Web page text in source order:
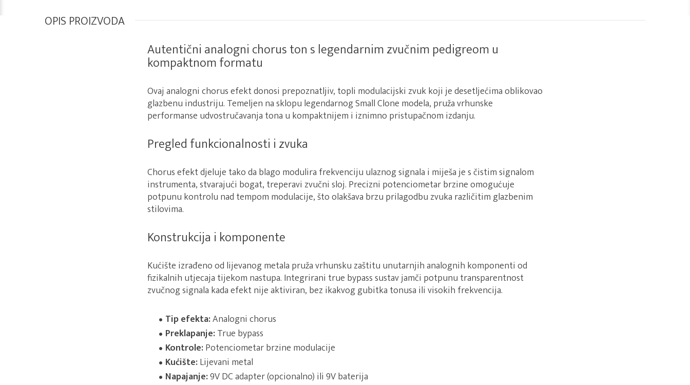
OPIS PROIZVODA
Autentični analogni chorus ton s legendarnim zvučnim pedigreom u
kompaktnom formatu
Ovaj analogni chorus efekt donosi prepoznatljiv, topli modulacijski zvuk koji je desetljećima oblikovao
glazbenu industriju. Temeljen na sklopu legendarnog Small Clone modela, pruža vrhunske
performanse udvostručavanja tona u kompaktnijem i iznimno pristupačnom izdanju.
Pregled funkcionalnosti i zvuka
Chorus efekt djeluje tako da blago modulira frekvenciju ulaznog signala i miješa je s čistim signalom
instrumenta, stvarajući bogat, treperavi zvučni sloj. Precizni potenciometar brzine omogućuje
potpunu kontrolu nad tempom modulacije, što olakšava brzu prilagodbu zvuka različitim glazbenim
stilovima.
Konstrukcija i komponente
Kućište izrađeno od lijevanog metala pruža vrhunsku zaštitu unutarnjih analognih komponenti od
fizikalnih utjecaja tijekom nastupa. Integrirani true bypass sustav jamči potpunu transparentnost
zvučnog signala kada efekt nije aktiviran, bez ikakvog gubitka tonusa ili visokih frekvencija.
Tip efekta:Analogni chorus
Preklapanje:True bypass
Kontrole:Potenciometar brzine modulacije
Kućište:Lijevani metal
Napajanje:9V DC adapter (opcionalno) ili 9V baterija